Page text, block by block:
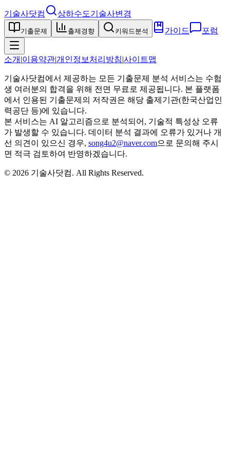
기술사닷컴 상하수도기술사변경
기출문제 출제경향 키워드분석 가이드 포럼
소개 |이용약관|개인정보처리방침|사이트맵
기술사닷컴에서 제공하는 모든 기출문제 분석 서비스는 수험
생 여러분의 합격을 위해 전면 무료로 제공됩니다. 본 플랫폼
에서 인용된 기출문제의 저작권은 해당 출제기관(한국산업인
력공단 등)에 있습니다.
본 서비스는 AI 알고리즘으로 분석되어, 기술적 특성상 오류
가 발생할 수 있습니다. 데이터 분석 결과에 오류가 있거나 개
선 의견이 있으신 경우, song4u2@naver.com으로 문의해 주시
면 적극 검토하여 반영하겠습니다.
© 2026 기술사닷컴. All Rights Reserved.